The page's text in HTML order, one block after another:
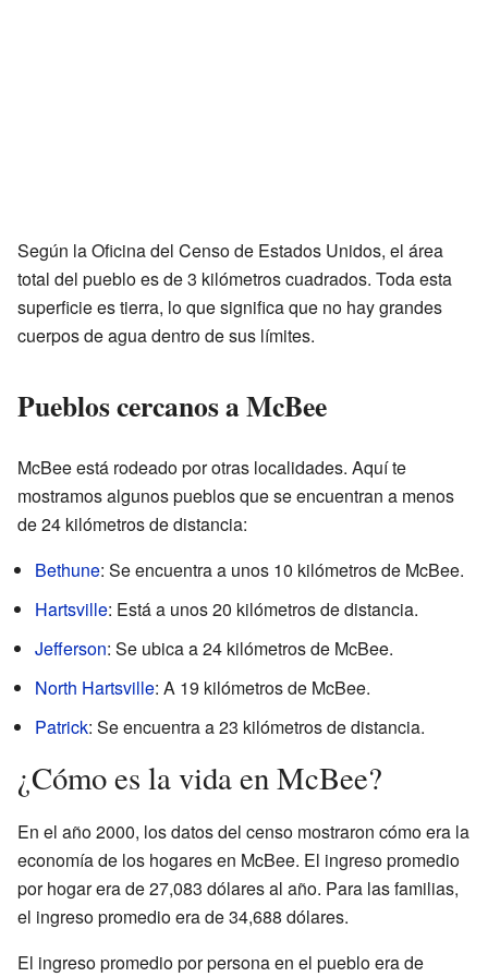
Según la Oficina del Censo de Estados Unidos, el área
total del pueblo es de 3 kilómetros cuadrados. Toda esta
superficie es tierra, lo que significa que no hay grandes
cuerpos de agua dentro de sus límites.
Pueblos cercanos a McBee
McBee está rodeado por otras localidades. Aquí te
mostramos algunos pueblos que se encuentran a menos
de 24 kilómetros de distancia:
Bethune: Se encuentra a unos 10 kilómetros de McBee.
Hartsville: Está a unos 20 kilómetros de distancia.
Jefferson: Se ubica a 24 kilómetros de McBee.
North Hartsville: A 19 kilómetros de McBee.
Patrick: Se encuentra a 23 kilómetros de distancia.
¿Cómo es la vida en McBee?
En el año 2000, los datos del censo mostraron cómo era la
economía de los hogares en McBee. El ingreso promedio
por hogar era de 27,083 dólares al año. Para las familias,
el ingreso promedio era de 34,688 dólares.
El ingreso promedio por persona en el pueblo era de